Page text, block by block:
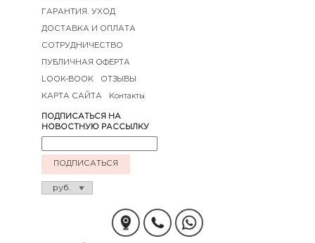
ГАРАНТИЯ. УХОД
ДОСТАВКА И ОПЛАТА
СОТРУДНИЧЕСТВО
ПУБЛИЧНАЯ ОФЕРТА
LOOK-BOOK ОТЗЫВЫ
КАРТА САЙТА Контакты
ПОДПИСАТЬСЯ НА
НОВОСТНУЮ РАССЫЛКУ
ПОДПИСАТЬСЯ